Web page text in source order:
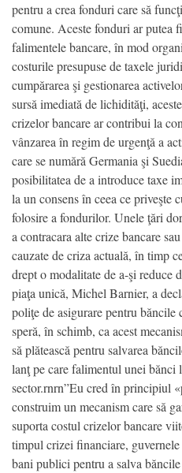
pentru a crea fonduri care să
comune. Aceste fonduri ar putea
falimentele bancare, în mod
costurile presupuse de taxele
cumpărarea şi gestionarea
sursă imediată de lichidităţi,
crizelor bancare ar contribui la
vânzarea în regim de urgenţă a
care se numără Germania şi
posibilitatea de a introduce taxe
la un consens în ceea ce priveşte
folosire a fondurilor. Unele ţări
a contracara alte crize bancare
cauzate de criza actuală, în timp
drept o modalitate de a-şi reduce
piaţa unică, Michel Barnier, a
poliţe de asigurare pentru băncile
speră, în schimb, ca acest
să plătească pentru salvarea
lanţ pe care falimentul unei bănci
sector.rnrn”Eu cred în principiul
construim un mecanism care să
suporta costul crizelor bancare
timpul crizei financiare,
bani publici pentru a salva